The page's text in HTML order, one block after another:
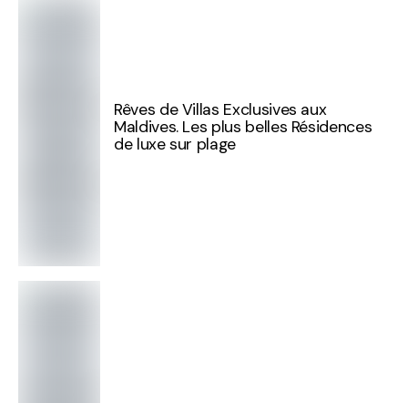
Rêves de Villas Exclusives aux
Maldives. Les plus belles Résidences
de luxe sur plage